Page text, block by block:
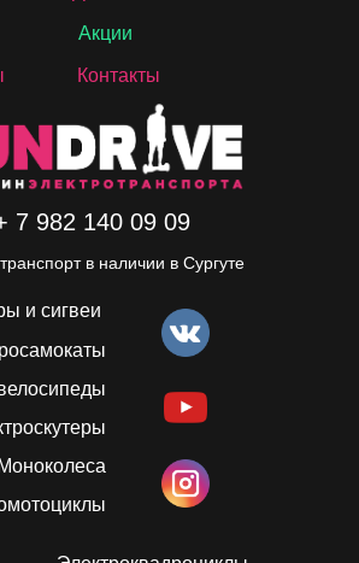
и сигвеи
Моноколеса
Акции
Контакты
7 982 140 09 09
в наличии в Сургуте